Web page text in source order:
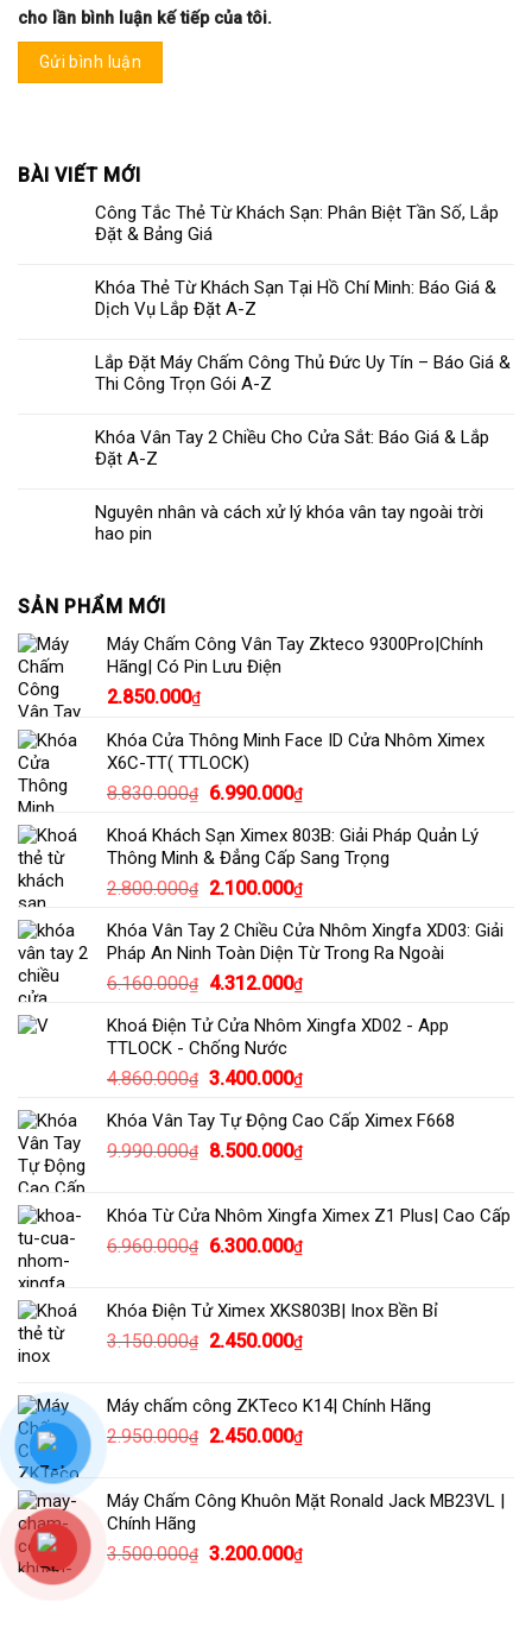
cho lần bình luận kế tiếp của tôi.
BÀI VIẾT MỚI
Công Tắc Thẻ Từ Khách Sạn: Phân Biệt Tần Số, Lắp
Đặt & Bảng Giá
Khóa Thẻ Từ Khách Sạn Tại Hồ Chí Minh: Báo Giá &
Dịch Vụ Lắp Đặt A-Z
Lắp Đặt Máy Chấm Công Thủ Đức Uy Tín – Báo Giá &
Thi Công Trọn Gói A-Z
Khóa Vân Tay 2 Chiều Cho Cửa Sắt: Báo Giá & Lắp
Đặt A-Z
Nguyên nhân và cách xử lý khóa vân tay ngoài trời
hao pin
SẢN PHẨM MỚI
Máy Chấm Công Vân Tay Zkteco 9300Pro|Chính
Hãng| Có Pin Lưu Điện
2.850.000₫
Khóa Cửa Thông Minh Face ID Cửa Nhôm Ximex
X6C-TT( TTLOCK)
8.830.000₫
Giá
là:
8.830.000₫.
6.990.000₫Giá
tại
là:
6.990.000₫.
Khoá Khách Sạn Ximex 803B: Giải Pháp Quản Lý
Thông Minh & Đẳng Cấp Sang Trọng
2.800.000₫
Giá
là:
2.800.000₫.
2.100.000₫Giá
tại
là:
2.100.000₫.
Khóa Vân Tay 2 Chiều Cửa Nhôm Xingfa XD03: Giải
Pháp An Ninh Toàn Diện Từ Trong Ra Ngoài
6.160.000₫
Giá
là:
6.160.000₫.
4.312.000₫Giá
tại
4.312.000₫.
Khoá Điện Tử Cửa Nhôm Xingfa XD02 - App
TTLOCK - Chống Nước
4.860.000₫ Giá
là:
4.860.000₫.
3.400.000₫Giá
tại
là:
Khóa Vân Tay Tự Động Cao Cấp Ximex F668
9.990.000₫
Giá
9.990.000₫.
8.500.000₫Giá
là:
8.500.000₫.
Khóa Từ Cửa Nhôm Xingfa Ximex Z1 Plus| Cao Cấp
6.960.000₫
Giá
6.960.000₫.
6.300.000₫Giá
là:
6.300.000₫.
Khóa Điện Tử Ximex XKS803B| Inox Bền Bỉ
3.150.000₫
Giá
3.150.000₫.
2.450.000₫Giá
là:
2.450.000₫.
Máy chấm công ZKTeco K14| Chính Hãng
2.950.000₫
Giá
2.950.000₫.
2.450.000₫Giá
là:
Máy Chấm Công Khuôn Mặt Ronald Jack MB23VL |
Chính Hãng
3.500.000₫ Giá
3.200.000₫Giá